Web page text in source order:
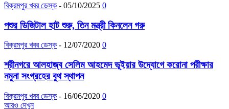
বিক্রমপুর খবর ডেস্ক - 05/10/2025 0
পশুর ডিজিটাল হাট শুরু, তিন মন্ত্রী কিনলেন গরু
বিক্রমপুর খবর ডেস্ক - 12/07/2020 0
শ্রীনগরে আলহাজ্ব সেলিম আহমেদ ভূইয়ার উদ্যোগে করোনা পরীক্ষার
নমুনা সংগ্রহের বুথ স্থাপন
বিক্রমপুর খবর ডেস্ক - 16/06/2020 0
আরও দেখুন